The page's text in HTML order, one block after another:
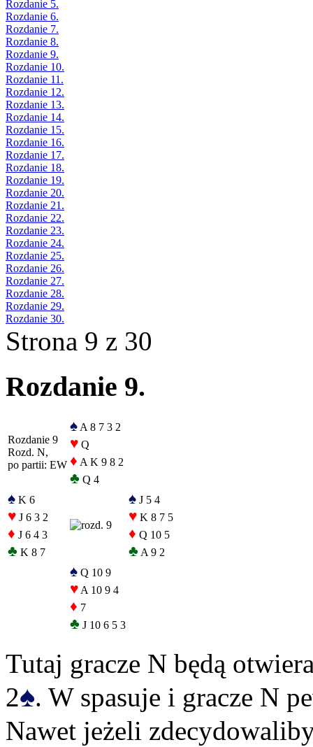
Rozdanie 5.
Rozdanie 6.
Rozdanie 7.
Rozdanie 8.
Rozdanie 9.
Rozdanie 10.
Rozdanie 11.
Rozdanie 12.
Rozdanie 13.
Rozdanie 14.
Rozdanie 15.
Rozdanie 16.
Rozdanie 17.
Rozdanie 18.
Rozdanie 19.
Rozdanie 20.
Rozdanie 21.
Rozdanie 22.
Rozdanie 23.
Rozdanie 24.
Rozdanie 25.
Rozdanie 26.
Rozdanie 27.
Rozdanie 28.
Rozdanie 29.
Rozdanie 30.
Strona 9 z 30
Rozdanie 9.
Rozdanie 9
Rozd. N,
po partii: EW
♠ A 8 7 3 2
♥ Q
♦ A K 9 8 2
♣ Q 4
♠ K 6
♥ J 6 3 2
♦ J 6 4 3
♣ K 8 7
♠ J 5 4
♥ K 8 7 5
♦ Q 10 5
♣ A 9 2
♠ Q 10 9
♥ A 10 9 4
♦ 7
♣ J 10 6 5 3
Tutaj gracze N będą
2♠. W spasuje i gracze N
Nawet jeżeli